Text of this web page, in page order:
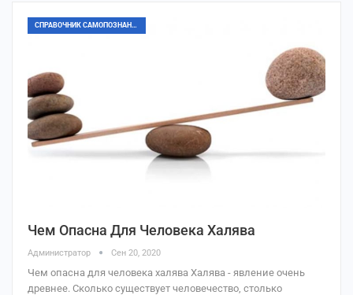
СПРАВОЧНИК САМОПОЗНАНИЯ
Чем Опасна Для Человека Халява
Администратор Сен 20, 2020
Чем опасна для человека халява Халява - явление очень
древнее. Сколько существует человечество, столько